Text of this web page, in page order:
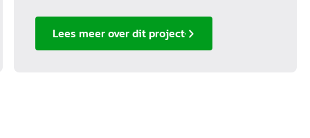
Lees meer over dit project